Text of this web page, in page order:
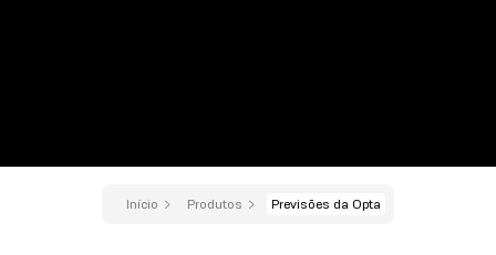
Início Produtos Previsões da Opta